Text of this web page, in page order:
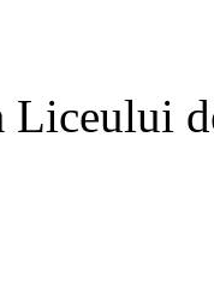
Liceului